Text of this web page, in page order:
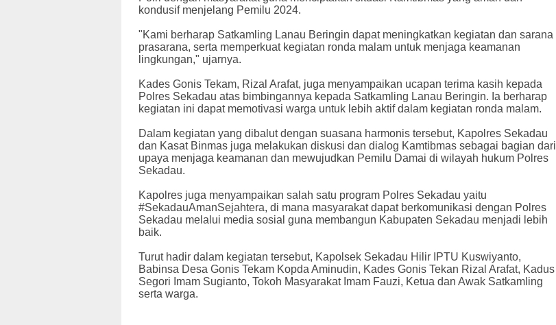
kondusif menjelang Pemilu 2024.
"Kami berharap Satkamling Lanau Beringin dapat meningkatkan kegiatan dan sarana
prasarana, serta memperkuat kegiatan ronda malam untuk menjaga keamanan
lingkungan," ujarnya.
Kades Gonis Tekam, Rizal Arafat, juga menyampaikan ucapan terima kasih kepada
Polres Sekadau atas bimbingannya kepada Satkamling Lanau Beringin. Ia berharap
kegiatan ini dapat memotivasi warga untuk lebih aktif dalam kegiatan ronda malam.
Dalam kegiatan yang dibalut dengan suasana harmonis tersebut, Kapolres Sekadau
dan Kasat Binmas juga melakukan diskusi dan dialog Kamtibmas sebagai bagian dari
upaya menjaga keamanan dan mewujudkan Pemilu Damai di wilayah hukum Polres
Sekadau.
Kapolres juga menyampaikan salah satu program Polres Sekadau yaitu
#SekadauAmanSejahtera, di mana masyarakat dapat berkomunikasi dengan Polres
Sekadau melalui media sosial guna membangun Kabupaten Sekadau menjadi lebih
baik.
Turut hadir dalam kegiatan tersebut, Kapolsek Sekadau Hilir IPTU Kuswiyanto,
Babinsa Desa Gonis Tekam Kopda Aminudin, Kades Gonis Tekan Rizal Arafat, Kadus
Segori Imam Sugianto, Tokoh Masyarakat Imam Fauzi, Ketua dan Awak Satkamling
serta warga.